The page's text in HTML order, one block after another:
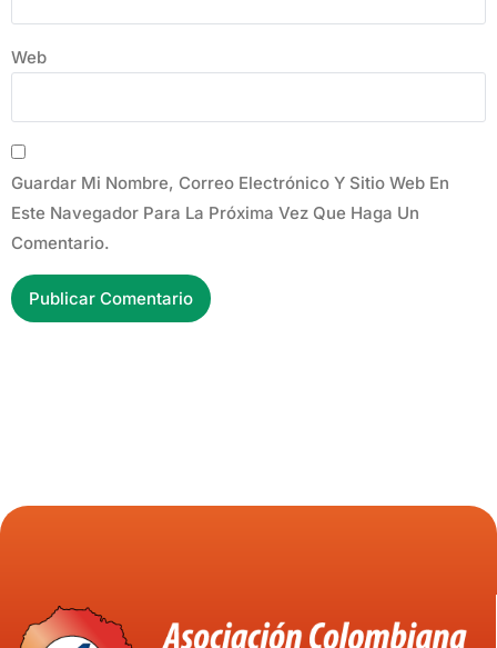
Web
Guardar Mi Nombre, Correo Electrónico Y Sitio Web En
Este Navegador Para La Próxima Vez Que Haga Un
Comentario.